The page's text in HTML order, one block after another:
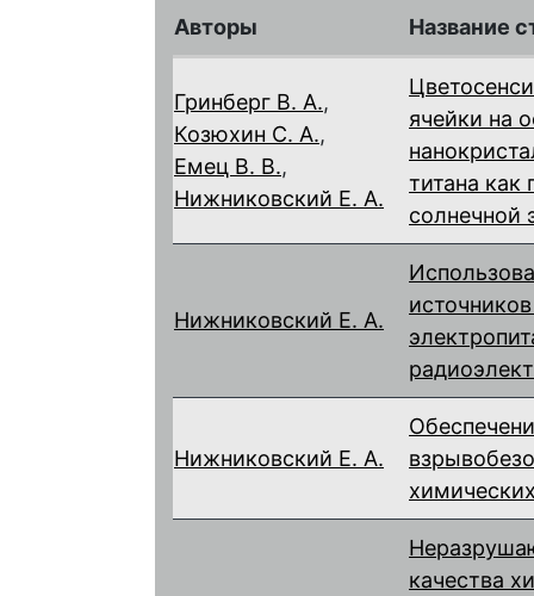
Авторы Название
Гринберг В. А.,
Козюхин С. А.,
Емец В. В.,
Нижниковский Е. А.
ячейки на
титана как
солнечной
Нижниковский Е. А.
Нижниковский Е. А.
качества